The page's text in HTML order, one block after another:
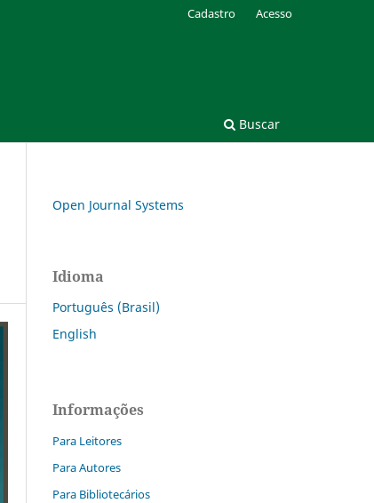
Buscar
Cadastro Acesso
Open Journal Systems
Idioma
Português (Brasil)
English
Informações
Para Leitores
Para Autores
Para Bibliotecários